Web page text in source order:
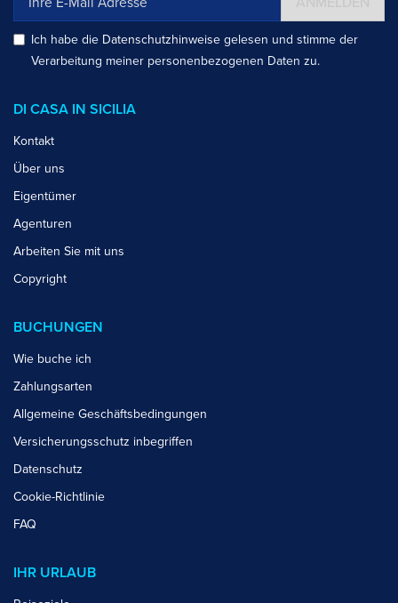
Ich habe die Datenschutzhinweise gelesen und stimme der
Verarbeitung meiner personenbezogenen Daten zu.
DI CASA IN SICILIA
Kontakt
Über uns
Eigentümer
Agenturen
Arbeiten Sie mit uns
Copyright
BUCHUNGEN
Wie buche ich
Zahlungsarten
Allgemeine Geschäftsbedingungen
Versicherungsschutz inbegriffen
Datenschutz
Cookie-Richtlinie
FAQ
IHR URLAUB